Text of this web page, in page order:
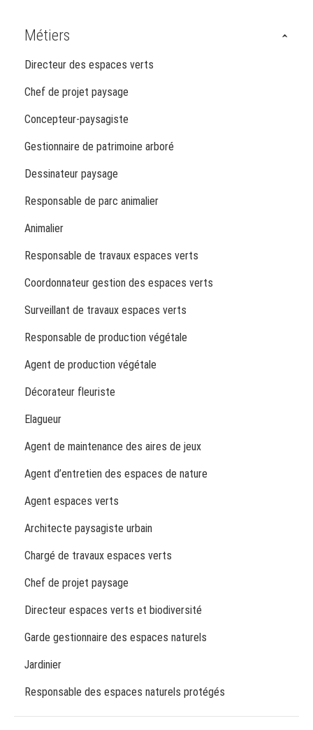
Métiers
Directeur des espaces verts
Chef de projet paysage
Concepteur-paysagiste
Gestionnaire de patrimoine arboré
Dessinateur paysage
Responsable de parc animalier
Animalier
Responsable de travaux espaces verts
Coordonnateur gestion des espaces verts
Surveillant de travaux espaces verts
Responsable de production végétale
Agent de production végétale
Décorateur fleuriste
Elagueur
Agent de maintenance des aires de jeux
Agent d’entretien des espaces de nature
Agent espaces verts
Architecte paysagiste urbain
Chargé de travaux espaces verts
Chef de projet paysage
Directeur espaces verts et biodiversité
Garde gestionnaire des espaces naturels
Jardinier
Responsable des espaces naturels protégés